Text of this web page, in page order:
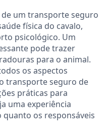
um transporte seguro
física do cavalo,
psicológico. Um
pode trazer
para o animal.
os aspectos
transporte seguro de
práticas para
uma experiência
os responsáveis